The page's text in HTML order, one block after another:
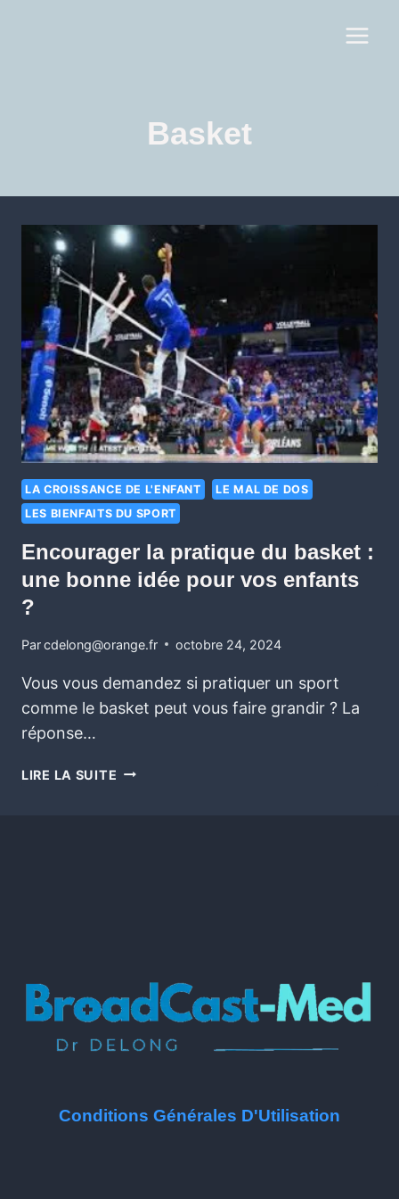
Basket
LA CROISSANCE DE L'ENFANT
LE MAL DE DOS
LES BIENFAITS DU SPORT
Encourager la pratique du basket :
une bonne idée pour vos enfants
?
Parcdelong@orange.fr octobre 24, 2024
Vous vous demandez si pratiquer un sport
comme le basket peut vous faire grandir ? La
réponse…
LIRE LA SUITE
Conditions Générales D'Utilisation